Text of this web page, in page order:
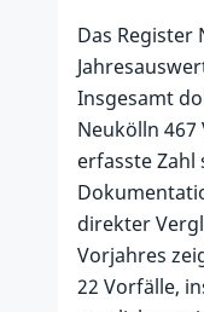
Das Register
Insgesamt
Neukölln
erfasste Zahl
direkter
Vorjahres
22 Vorfälle,